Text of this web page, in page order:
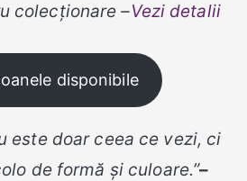
colecționare –Vezi detalii
disponibile
este doar ceea ce vezi, ci
de formă și culoare.”–